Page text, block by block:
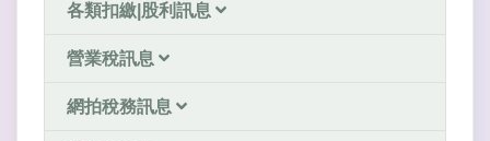
各類扣繳|股利訊息
營業稅訊息
網拍稅務訊息